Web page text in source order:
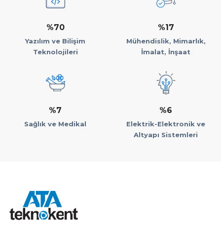
%70
Yazılım ve Bilişim
Teknolojileri
%17
Mühendislik, Mimarlık,
İmalat, İnşaat
%7
Sağlık ve Medikal
%6
Elektrik-Elektronik ve
Altyapı Sistemleri